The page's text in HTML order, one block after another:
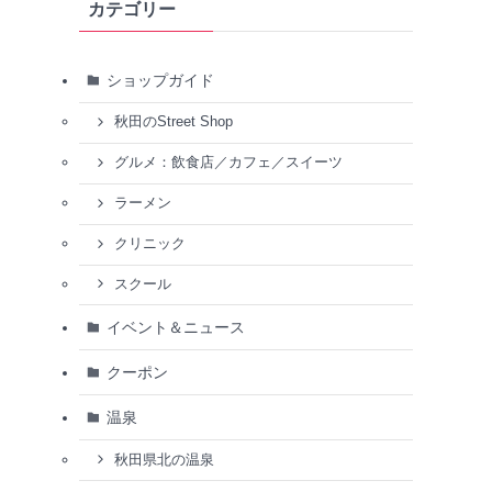
カテゴリー
ショップガイド
秋田のStreet Shop
グルメ：飲食店／カフェ／スイーツ
ラーメン
クリニック
スクール
イベント＆ニュース
クーポン
温泉
秋田県北の温泉